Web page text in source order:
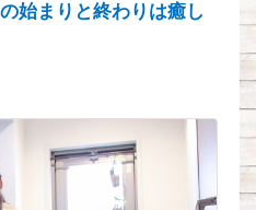
始まりと終わりは癒し